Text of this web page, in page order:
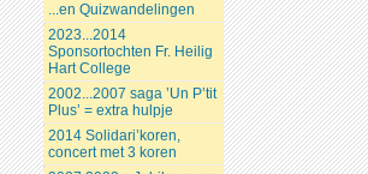
...en Quizwandelingen
2023...2014
Sponsortochten Fr. Heilig
Hart College
2002...2007 saga ’Un P’tit
Plus’ = extra hulpje
2014 Solidari’koren,
concert met 3 koren